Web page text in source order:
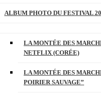
ALBUM PHOTO DU FESTIVAL
LA MONTÉE DES
NETFLIX (CORÉE)
LA MONTÉE DES
POIRIER SAUVAGE”